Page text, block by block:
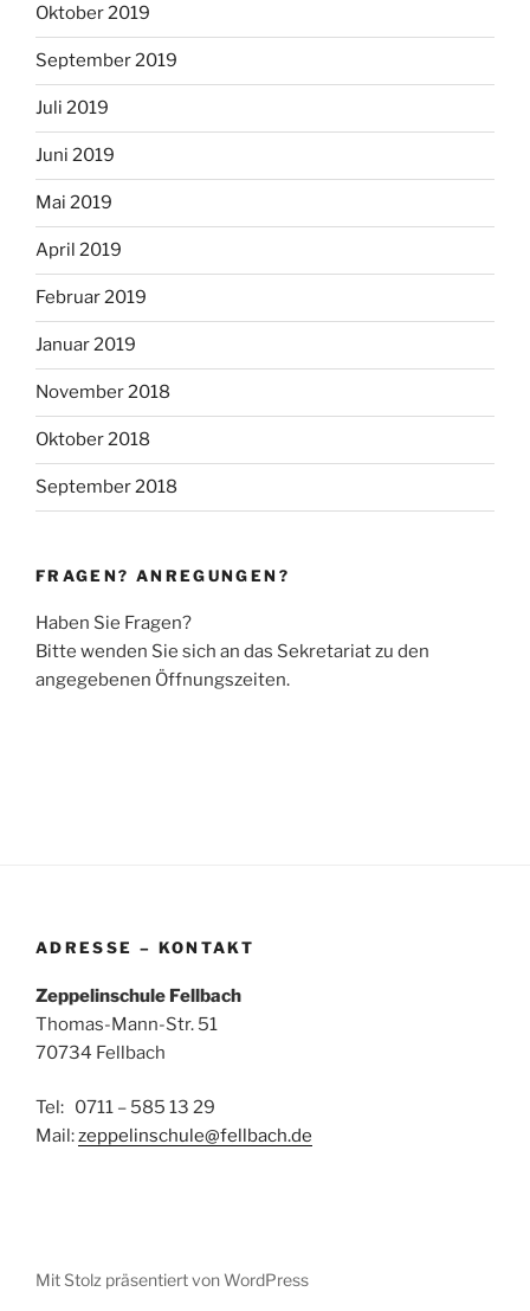
Oktober 2019
September 2019
Juli 2019
Juni 2019
Mai 2019
April 2019
Februar 2019
Januar 2019
November 2018
Oktober 2018
September 2018
FRAGEN? ANREGUNGEN?
Haben Sie Fragen?
Bitte wenden Sie sich an das Sekretariat zu den
angegebenen Öffnungszeiten.
ADRESSE – KONTAKT
Zeppelinschule Fellbach
Thomas-Mann-Str. 51
70734 Fellbach
Tel: 0711 – 585 13 29
Mail:zeppelinschule@fellbach.de
Mit Stolz präsentiert von WordPress